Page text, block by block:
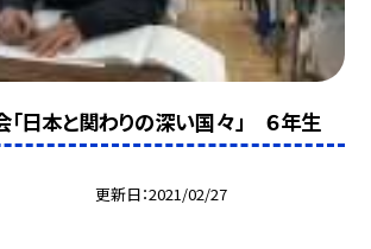
日本と関わりの深い国々」 ６年生
更新日 2021/02/27